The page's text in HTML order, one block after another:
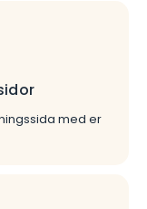
med er